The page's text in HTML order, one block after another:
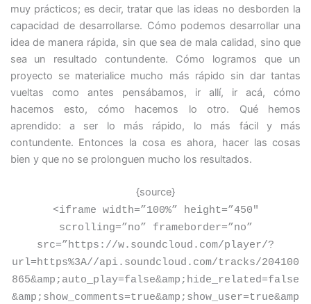
muy prácticos; es decir, tratar que las ideas no desborden la
capacidad de desarrollarse. Cómo podemos desarrollar una
idea de manera rápida, sin que sea de mala calidad, sino que
sea un resultado contundente. Cómo logramos que un
proyecto se materialice mucho más rápido sin dar tantas
vueltas como antes pensábamos, ir allí, ir acá, cómo
hacemos esto, cómo hacemos lo otro. Qué hemos
aprendido: a ser lo más rápido, lo más fácil y más
contundente. Entonces la cosa es ahora, hacer las cosas
bien y que no se prolonguen mucho los resultados.
{source}
<iframe width=”100%” height=”450″
scrolling=”no” frameborder=”no”
src=”https://w.soundcloud.com/player/?
url=https%3A//api.soundcloud.com/tracks/204100
865&amp;auto_play=false&amp;hide_related=false
&amp;show_comments=true&amp;show_user=true&amp